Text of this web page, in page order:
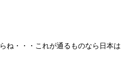
ね・・・これが通るものなら日本は